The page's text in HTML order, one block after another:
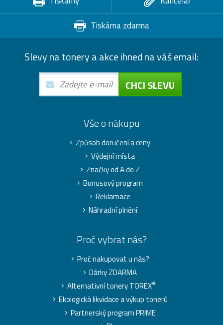
Tiskárna zdarma
Slevy na tonery a akce ihned na váš email:
CHCI SLEVU
Vše o nákupu
Způsob doručení a ceny
Výdejní místa
Značky od A do Z
Bonusový program
Reklamace
Náhradní plnění
Proč vybrat nás?
Proč nakupovat u nás?
Dárky ZDARMA
Alternativní tonery TOREX®
Ekologická likvidace a výkup tonerů
Partnerský program PRIME